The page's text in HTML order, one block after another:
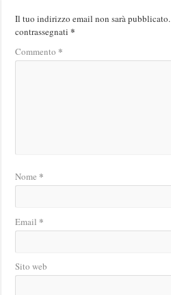
Il tuo indirizzo email non sarà pubblicato.
contrassegnati*
Commento *
Nome *
Email *
Sito web